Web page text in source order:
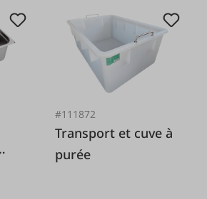
#111872
Transport et cuve à
purée